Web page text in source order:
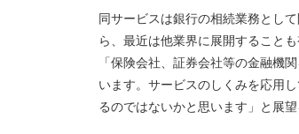
同サービスは銀行の相続業務とし
ら、最近は他業界に展開すること
「保険会社、証券会社等の金融機
います。サービスのしくみを応用
るのではないかと思います」と展望